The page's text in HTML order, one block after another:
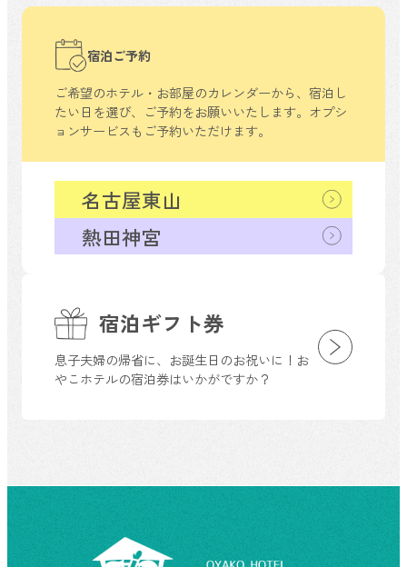
宿泊ギフト券
息子夫婦の帰省に、お誕生日のお祝いに！お
やこホテルの宿泊券はいかがですか？
宿泊ご予約
ご希望のホテル・お部屋のカレンダーから、 宿泊し
たい日を選び、ご予約をお願いいたします。 オプシ
ョンサービスもご予約いただけます。
熱田神宮
名古屋東山